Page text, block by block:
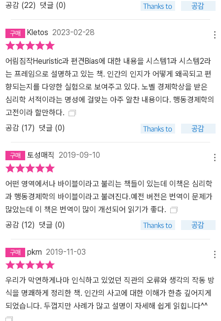
은 개인뿐 아니라 대중의 행복을 정책 목표로 삼는 사회에게 심오한
학과 인지심리학의 바이블! 21세기 들어 분야를 막론한 여러 학문에
서는 인간의 한계와 불완전성에 대한 언급과 주장이 강세를 보였다.
자신의 능력을 과대평가하고 주변 환경과 운을 과소평가하는 인간의
특성을 신랄하게 지적하고, 약점을 보완할 수 있는 사고방식과 행동
을 소개하는 책들이 소개되고 있다. 그리고 이 모든 주장과 저서의 기
본 원칙은 바로 이 책에서 설명하는 카너먼의 풍부한 연구 결과들에
기초하고 있다. “애덤 스미스가 고전경제학의 아버지라면, 대니얼 카
너먼은 현대경제학의 대부이다!”라는 언론의 극찬을 받은 독보적 지
성인, 현존하는 거장의 역작이지만 그를 접하는 데 있어 너무 겁만 먹
지는 말자. 쉽지는 않을지 몰라도 접근이 불가할 정도로 어렵고 복잡
하기만 한 책은 아니다. 이 책을 읽는 독자들은 소소한 곱셈 문제에서
부터 그림 문제, 도형 문제, 그리고 어려운 살인 사건에 관련된 복잡한
문제와 대도시 택시 뺑소니 사건 등 수많은 퀴즈를 맞닥뜨리게 될 것
이다. 가능하면 하나씩 시간을 들여 풀어보고 생각해보라. 재미있고
구의 시발점이다. 석학의 연구 결과에 도전한다는 부담감은 내려놓고
이 친숙하게 다가올 것이고, 한 몸에서 따로 놀던 두 개의 자아 중 자
신이 어느 쪽을 편애했는지 깨닫게 될 것이다. 그리하여 개선하고자
하는 열망을 갖게 되고, 더욱 더 바람직한 자아 형성에 힘쓰게 될 것이
다. 《생각에 관한 생각》은 결국 인간 행복을 증진시키기 위한 생각이
며, 우리의 인생을 더욱 풍요롭게 하기 위한 생각이다.
공감 (22) 댓글 (0)
Kletos 2023-02-28
어림짐작Heuristic과 편견Bias에 대한 내용을 시스템1과 시스템2라
는 프레임으로 설명하고 있는 책. 인간의 인지가 어떻게 왜곡되고 편
향되는지를 다양한 실험으로 보여주고 있다. 노벨 경제학상을 받은
심리학 서적이라는 명성에 걸맞는 아주 알찬 내용이다. 행동경제학의
고전이라 할만하다.
공감 (17) 댓글 (0)
토성매직 2019-09-10
어떤 영역에서나 바이블이라고 불리는 책들이 있는데 이책은 심리학
과 행동경제학의 바이블이라고 불려진다.예전 버전은 번역이 문제가
많았는데 이 책은 번역이 많이 개선되어 읽기가 좋다.
공감 (12) 댓글 (0)
pkm 2019-11-03
우리가 막연하게나마 인식하고 있었던 직관의 오류와 생각의 작동 방
식을 명쾌하게 정리한 책. 인간의 사고에 대한 이해가 한층 깊어지게
되었습니다. 두껍지만 사례가 많고 설명이 자세해 쉽게 읽힙니다^^